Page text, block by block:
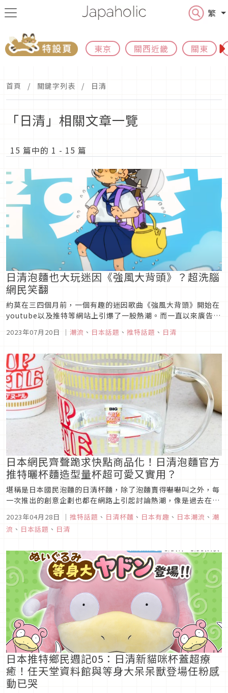
繁
東京 關西近畿 關東
首頁 關鍵字列表 日清
「日清」相關文章一覽
15 篇中的 1 - 15 篇
日清泡麵也大玩迷因《強風大背頭》？超洗腦
網民笑翻
約莫在三四個月前，一個有趣的迷因歌曲《強風大背頭》開始在
youtube以及推特等網站上引爆了一股熱潮。而一直以來廣告都
一回事呢？就讓我們一起來看看吧！
2023年07月20日 ｜ 潮流 、 日本話題 、 推特話題 、 日清
日本網民齊聲跪求快點商品化！日清泡麵官方
推特曬杯麵造型量杯超可愛又實用？
堪稱是日本國民泡麵的日清杯麵，除了泡麵賣得嚇嚇叫之外，每
一次推出的創意企劃也都在網路上引起討論熱潮，像是過去在推
種新奇的點子，都紛紛讓網友齊聲跪求：「拜託商品化販
售！」。而在日前日清杯麵也再出奇招，在推特上曬出了「杯面
2023年04月28日 ｜ 推特話題 、 日清杯麵 、 日本有趣 、 日本潮流 、 潮
流 、 日本話題 、 日清
日本推特鄉民週記05：日清新貓咪杯蓋超療
癒！任天堂資料館與等身大呆呆獸登場任粉感
動已哭